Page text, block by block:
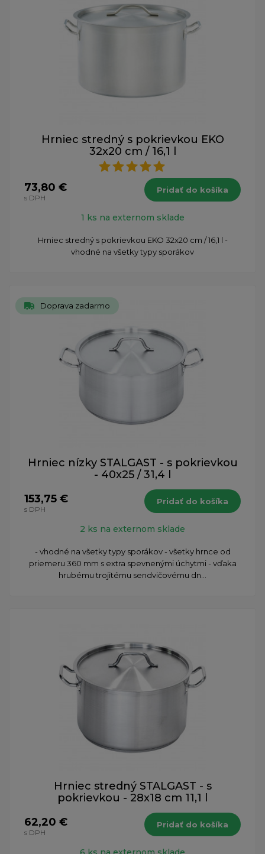
Hrniec stredný s pokrievkou EKO
32x20 cm / 16,1 l
73,80 €
s DPH
Pridať do košíka
1 ks na externom sklade
Hrniec stredný s pokrievkou EKO 32x20 cm / 16,1 l -
vhodné na všetky typy sporákov
Doprava zadarmo
Hrniec nízky STALGAST - s pokrievkou
- 40x25 / 31,4 l
153,75 €
s DPH
Pridať do košíka
2 ks na externom sklade
- vhodné na všetky typy sporákov - všetky hrnce od
priemeru 360 mm s extra spevnenými úchytmi - vďaka
hrubému trojitému sendvičovému dn...
Hrniec stredný STALGAST - s
pokrievkou - 28x18 cm 11,1 l
62,20 €
s DPH
Pridať do košíka